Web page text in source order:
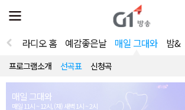
전
체
뉴
열
라디오 홈 예감좋은날 매일 그대와 밤&
프로그램소개 선곡표 신청곡
매일 그대와
매일 11시 ~ 12시, (재) 새벽 1시 ~ 2시